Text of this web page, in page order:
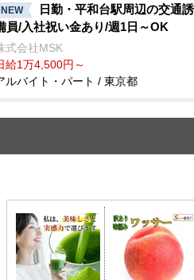
NEW
日勤・平和台駅周辺の交通
員/入社祝い金あり/週1日～OK
式会社MSK
給1万4,500円～
ルバイト・パート / 東京都